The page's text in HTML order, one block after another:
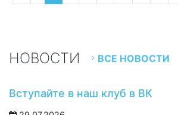
НОВОСТИ ВСЕ НОВОСТИ
Вступайте в наш клуб в ВК